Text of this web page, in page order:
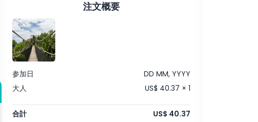
注文概要
参加日
DD MM, YYYY
大人
US$ 40.37 × 1
合計 US$ 40.37